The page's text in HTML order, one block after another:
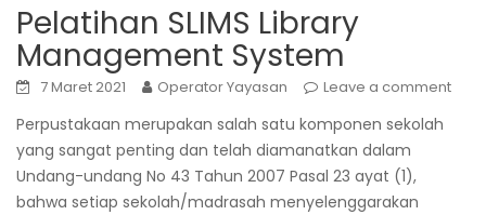
Pelatihan SLIMS Library
Management System
7 Maret 2021 Operator Yayasan Leave a comment
Perpustakaan merupakan salah satu komponen sekolah
yang sangat penting dan telah diamanatkan dalam
Undang-undang No 43 Tahun 2007 Pasal 23 ayat (1),
bahwa setiap sekolah/madrasah menyelenggarakan